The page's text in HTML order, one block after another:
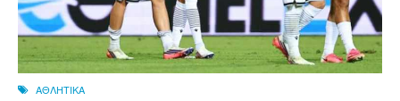
ΑΘΛΗΤΙΚΑ